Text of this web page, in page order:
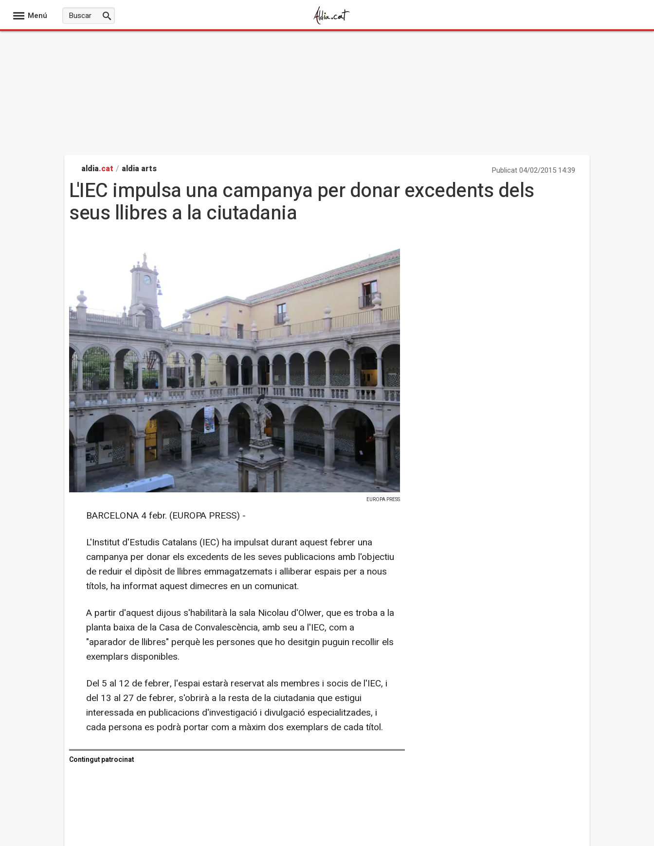
Menú
aldia.cat / aldia arts Publicat 04/02/2015 14:39
L'IEC impulsa una campanya per donar excedents dels
seus llibres a la ciutadania
EUROPA PRESS
BARCELONA 4 febr. (EUROPA PRESS) -
L'Institut d'Estudis Catalans (IEC) ha impulsat durant aquest febrer una
campanya per donar els excedents de les seves publicacions amb l'objectiu
de reduir el dipòsit de llibres emmagatzemats i alliberar espais per a nous
títols, ha informat aquest dimecres en un comunicat.
A partir d'aquest dijous s'habilitarà la sala Nicolau d'Olwer, que es troba a la
planta baixa de la Casa de Convalescència, amb seu a l'IEC, com a
"aparador de llibres" perquè les persones que ho desitgin puguin recollir els
exemplars disponibles.
Del 5 al 12 de febrer, l'espai estarà reservat als membres i socis de l'IEC, i
del 13 al 27 de febrer, s'obrirà a la resta de la ciutadania que estigui
interessada en publicacions d'investigació i divulgació especialitzades, i
cada persona es podrà portar com a màxim dos exemplars de cada títol.
Contingut patrocinat